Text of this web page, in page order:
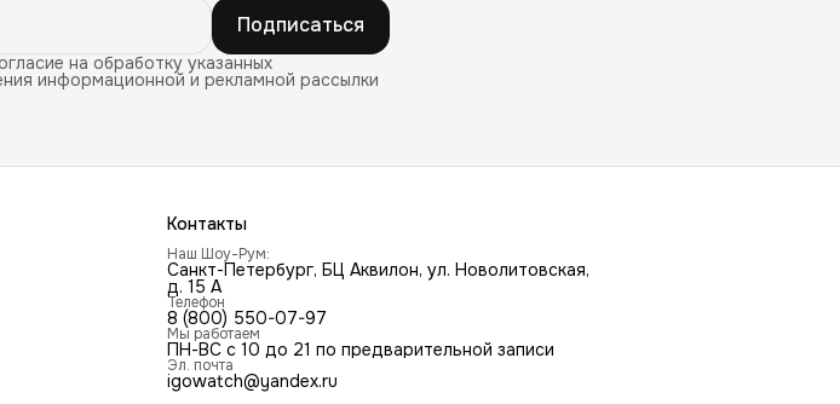
Подписаться
на обработку указанных
информационной и рекламной рассылки
Контакты
Наш Шоу-Рум:
Санкт-Петербург, БЦ Аквилон, ул. Новолитовская,
д. 15 А
Телефон
8 (800) 550-07-97
Мы работаем
ПН-ВС с 10 до 21 по предварительной записи
Эл. почта
igowatch@yandex.ru